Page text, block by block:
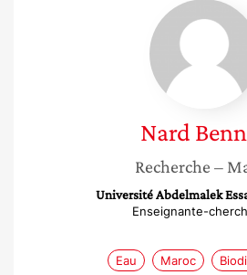
Nard
Nard
Recherche –
Université Abdelmalek
Enseignante-
Eau Maroc